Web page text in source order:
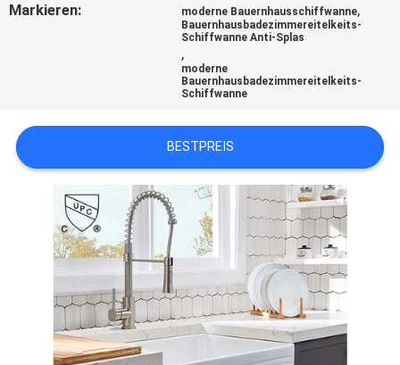
SITEMAP
PRIVACY
POLICY
Markieren: moderne Bauernhausschiffwanne,
Bauernhausbadezimmereitelkeits-
Schiffwanne Anti-Splas
,
moderne
Bauernhausbadezimmereitelkeits-
Schiffwanne
BESTPREIS